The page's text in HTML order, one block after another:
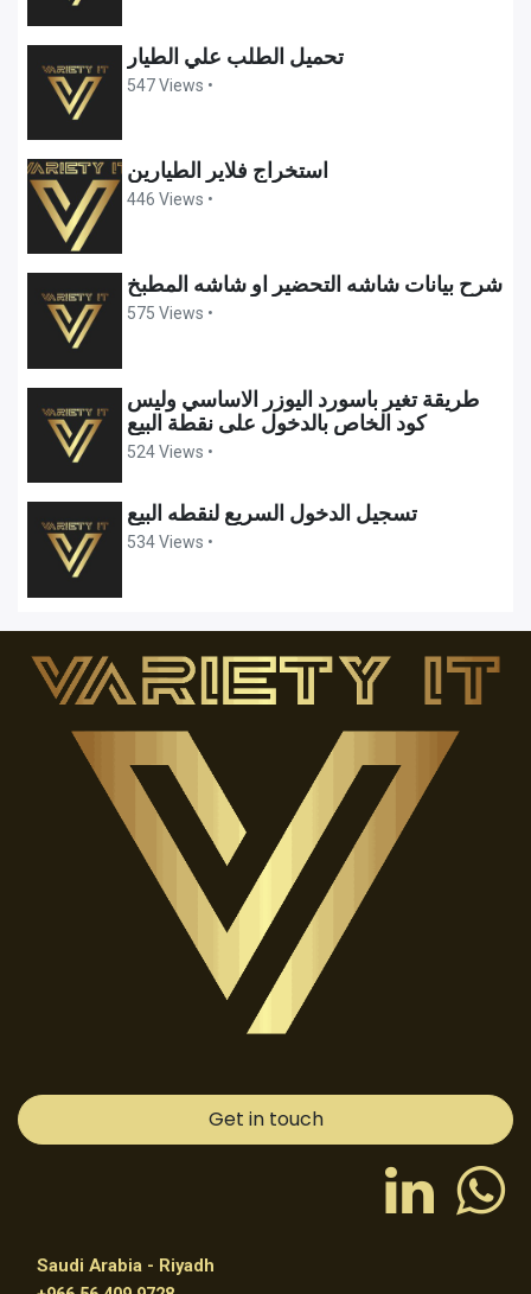
تحميل الطلب علي الطيار
547 Views •
استخراج فلاير الطيارين
446 Views •
شرح بيانات شاشه التحضير او شاشه المطبخ
575 Views •
طريقة تغير باسورد اليوزر الاساسي وليس
كود الخاص بالدخول على نقطة البيع
524 Views •
تسجيل الدخول السريع لنقطه البيع
534 Views •
Get in touch
Saudi Arabia - Riyadh